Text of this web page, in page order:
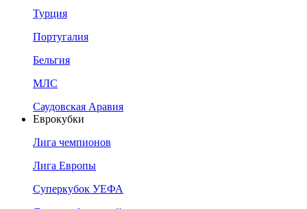
Турция
Португалия
Бельгия
МЛС
Саудовская Аравия
Еврокубки
Лига чемпионов
Лига Европы
Суперкубок УЕФА